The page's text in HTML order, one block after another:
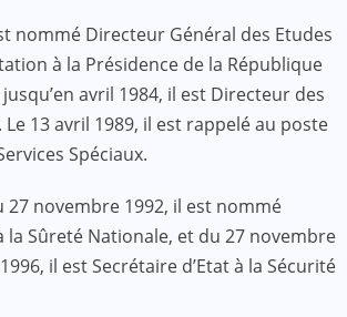
nommé Directeur Général des Etudes
à la Présidence de la République
avril 1984, il est Directeur des
Le 13 avril 1989, il est rappelé au poste
Spéciaux.
27 novembre 1992, il est nommé
la Sûreté Nationale, et du 27 novembre
il est Secrétaire d’Etat à la Sécurité